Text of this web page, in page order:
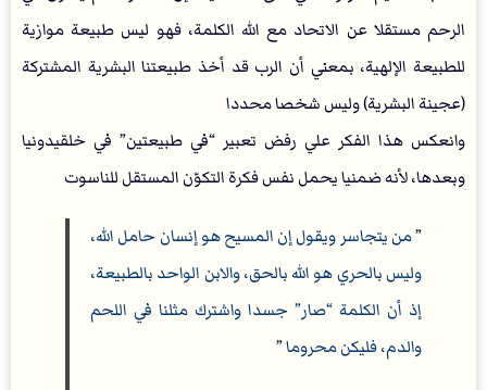
الرحم مستقلا عن الاتحاد مع الله الكلمة، فهو ليس طبيعة موازية
للطبيعة الإلهية، بمعني أن الرب قد أخذ طبيعتنا البشرية المشتركة
(عجينة البشرية) وليس شخصا محددا
وانعكس هذا الفكر علي رفض تعبير “في طبيعتين” في خلقيدونيا
وبعدها، لأنه ضمنيا يحمل نفس فكرة التكوّن المستقل للناسوت
”من يتجاسر ويقول إن المسيح هو إنسان حامل الله،
وليس بالحري هو الله بالحق، والابن الواحد بالطبيعة،
إذ أن الكلمة “صار” جسدا واشترك مثلنا في اللحم
والدم، فليكن محروما”